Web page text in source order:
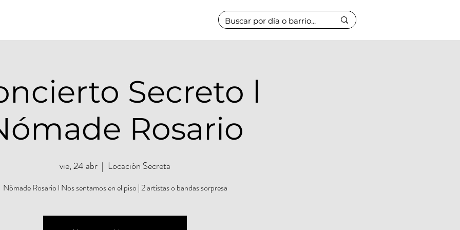
Secreto l
Rosario
vie, 24 abr
  |
Locación Secreta
Nómade Rosario l Nos sentamos en el piso | 2 artistas o bandas sorpresa